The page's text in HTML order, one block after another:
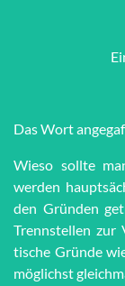
Das Wort
Wieso sollte
werden
den Grün­den
Trenn­stel­len zur
tische Grün­de
möglichst